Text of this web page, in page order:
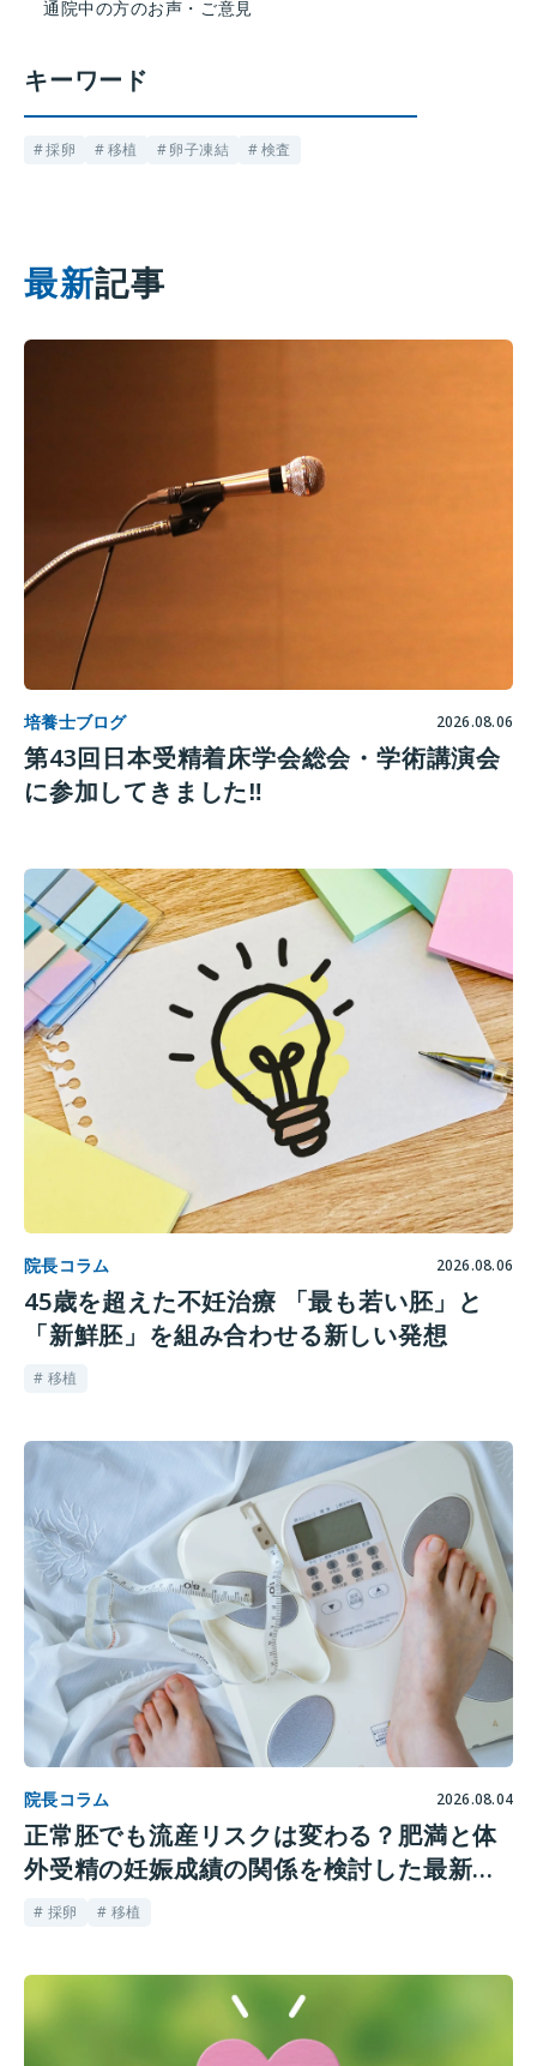
最新記事
培養士ブログ 2026.08.06
第43回日本受精着床学会総会・学術講演会
に参加してきました‼
院長コラム 2026.08.06
45歳を超えた不妊治療 「最も若い胚」と
「新鮮胚」を組み合わせる新しい発想
# 移植
院長コラム 2026.08.04
正常胚でも流産リスクは変わる？肥満と体
外受精の妊娠成績の関係を検討した最新研
究
# 採卵 # 移植
通院中の方のお声・ご意見
キーワード
採卵 移植 卵子凍結 検査